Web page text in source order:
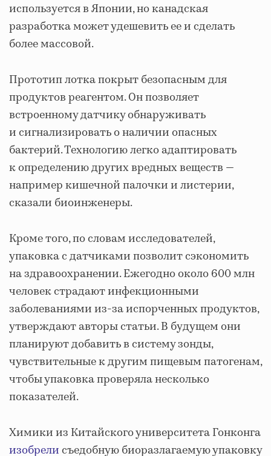
используется в Японии, но канадская
разработка может удешевить ее и сделать
более массовой.
Прототип лотка покрыт безопасным для
продуктов реагентом. Он позволяет
встроенному датчику обнаруживать
и сигнализировать о наличии опасных
бактерий. Технологию легко адаптировать
к определению других вредных веществ —
например кишечной палочки и листерии,
сказали биоинженеры.
Кроме того, по словам исследователей,
упаковка с датчиками позволит сэкономить
на здравоохранении. Ежегодно около 600 млн
человек страдают инфекционными
заболеваниями из-за испорченных продуктов,
утверждают авторы статьи. В будущем они
планируют добавить в систему зонды,
чувствительные к другим пищевым патогенам,
чтобы упаковка проверяла несколько
показателей.
Химики из Китайского университета Гонконга
изобрелисъедобную биоразлагаемую упаковку